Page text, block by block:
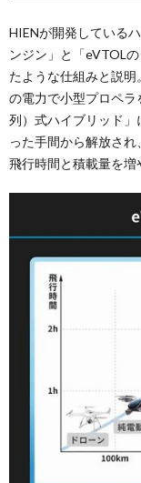
HIENが開発している
ンジン」と「eVTOL
たような仕組みと説
の電力で小型プロペ
列）式ハイブリッド
った手間から解放さ
飛行時間と積載量を増